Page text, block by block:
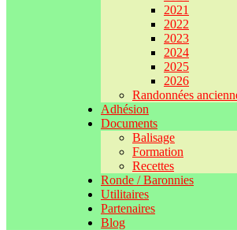
2021
2022
2023
2024
2025
2026
Randonnées
Adhésion
Documents
Balisage
Formation
Recettes
Ronde / Baronnies
Utilitaires
Partenaires
Blog